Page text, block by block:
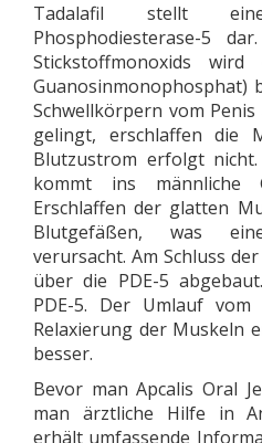
Tadalafil stellt
Phosphodiesterase-5
Stickstoffmonoxids wird
Guanosinmonophosphat)
Schwellkörpern vom
gelingt, erschlaffen die
Blutzustrom erfolgt
kommt ins männliche
Erschlaffen der glatten
Blutgefäßen, was
verursacht. Am Schluss
über die PDE-5
PDE-5. Der Umlauf
Relaxierung der Muskeln
besser.
Bevor man Apcalis Oral
man ärztliche Hilfe in
erhält umfassende